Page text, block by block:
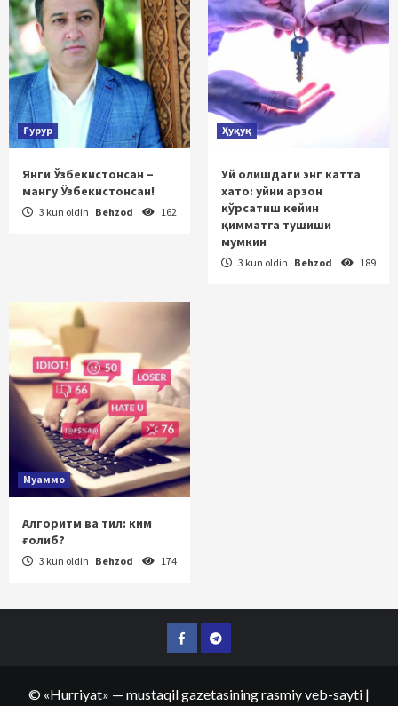
Ғурур
Янги Ўзбекистонсан –
мангу Ўзбекистонсан!
3 kun oldin Behzod 162
Ҳуқуқ
Уй олишдаги энг катта
хато: уйни арзон
кўрсатиш кейин
қимматга тушиши
мумкин
3 kun oldin Behzod 189
Муаммо
Алгоритм ва тил: ким
ғолиб?
3 kun oldin Behzod 174
FacebookTelegram
© «Hurriyat» — mustaqil gazetasining rasmiy veb-sayti |